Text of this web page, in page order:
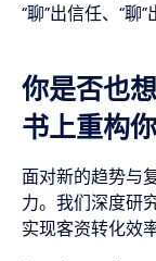
“聊”出信任、“聊
你是否也
书上重构
面对新的趋势与
力。我们深度研
实现客资转化效